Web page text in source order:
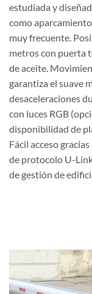
estudiada y
como
muy frecuente.
metros con puerta
de aceite.
garantiza el suave
desaceleraciones
con luces RGB
disponibilidad de
Fácil acceso
de protocolo U-
de gestión de